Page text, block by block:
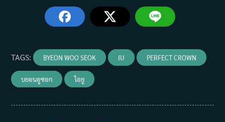
TAGS: BYEON WOO SEOK IU PERFECT CROWN
บยอนอูซอก ไอยู